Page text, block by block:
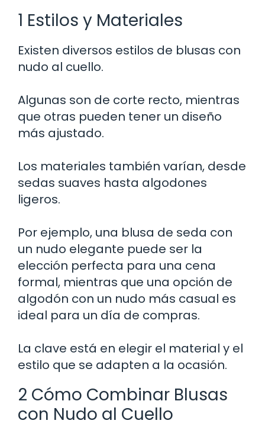
1 Estilos y Materiales
Existen diversos estilos de blusas con
nudo al cuello.
Algunas son de corte recto, mientras
que otras pueden tener un diseño
más ajustado.
Los materiales también varían, desde
sedas suaves hasta algodones
ligeros.
Por ejemplo, una blusa de seda con
un nudo elegante puede ser la
elección perfecta para una cena
formal, mientras que una opción de
algodón con un nudo más casual es
ideal para un día de compras.
La clave está en elegir el material y el
estilo que se adapten a la ocasión.
2 Cómo Combinar Blusas
con Nudo al Cuello